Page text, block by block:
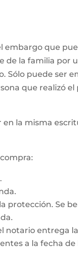
embargo que
la familia por
Sólo puede ser
que realizó
la misma
protección. Se
entrega
a la fecha de